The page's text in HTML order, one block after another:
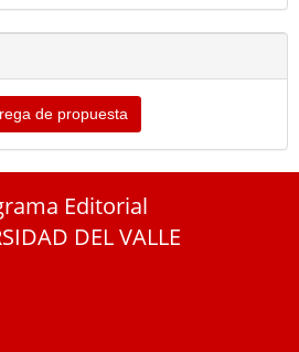
de propuesta
Editorial
DEL VALLE